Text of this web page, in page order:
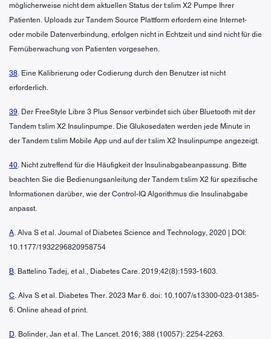
möglicherweise nicht dem aktuellen Status der t:slim X2 Pumpe Ihrer
Patienten. Uploads zur Tandem Source Plattform erfordern eine Internet-
oder mobile Datenverbindung, erfolgen nicht in Echtzeit und sind nicht für die
Fernüberwachung von Patienten vorgesehen.
38. Eine Kalibrierung oder Codierung durch den Benutzer ist nicht
erforderlich.
39. Der FreeStyle Libre 3 Plus Sensor verbindet sich über Bluetooth mit der
Tandem t:slim X2 Insulinpumpe. Die Glukosedaten werden jede Minute in
der Tandem t:slim Mobile App und auf der t:slim X2 Insulinpumpe angezeigt.
40. Nicht zutreffend für die Häufigkeit der Insulinabgabeanpassung. Bitte
beachten Sie die Bedienungsanleitung der Tandem t:slim X2 für spezifische
Informationen darüber, wie der Control-IQ Algorithmus die Insulinabgabe
anpasst.
A. Alva S et al. Journal of Diabetes Science and Technology, 2020 | DOI:
10.1177/1932296820958754
B. Battelino Tadej, et al., Diabetes Care. 2019;42(8):1593-1603.
C. Alva S et al. Diabetes Ther. 2023 Mar 6. doi: 10.1007/s13300-023-01385-
6. Online ahead of print.
D. Bolinder, Jan et al. The Lancet. 2016; 388 (10057): 2254-2263.